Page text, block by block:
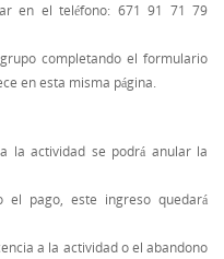
en el teléfono: 671 91 71 79
completando el formulario
en esta misma página.
la actividad se podrá anular la
pago, este ingreso quedará
a la actividad o el abandono